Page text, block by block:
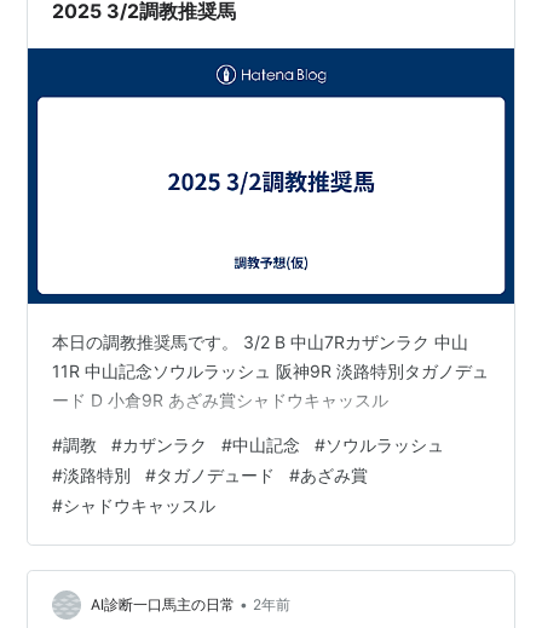
2025 3/2調教推奨馬
本日の調教推奨馬です。 3/2 B 中山7Rカザンラク 中山
11R 中山記念ソウルラッシュ 阪神9R 淡路特別タガノデュ
ード D 小倉9R あざみ賞シャドウキャッスル
#調教 #カザンラク #中山記念 #ソウルラッシュ
#淡路特別 #タガノデュード #あざみ賞
#シャドウキャッスル
AI診断一口馬主の日常 • 2年前